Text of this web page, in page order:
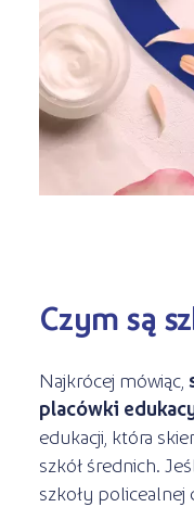
Czym są
Najkrócej mówiąc,
placówki
edukacji, która
szkół średnich.
szkoły policealnej